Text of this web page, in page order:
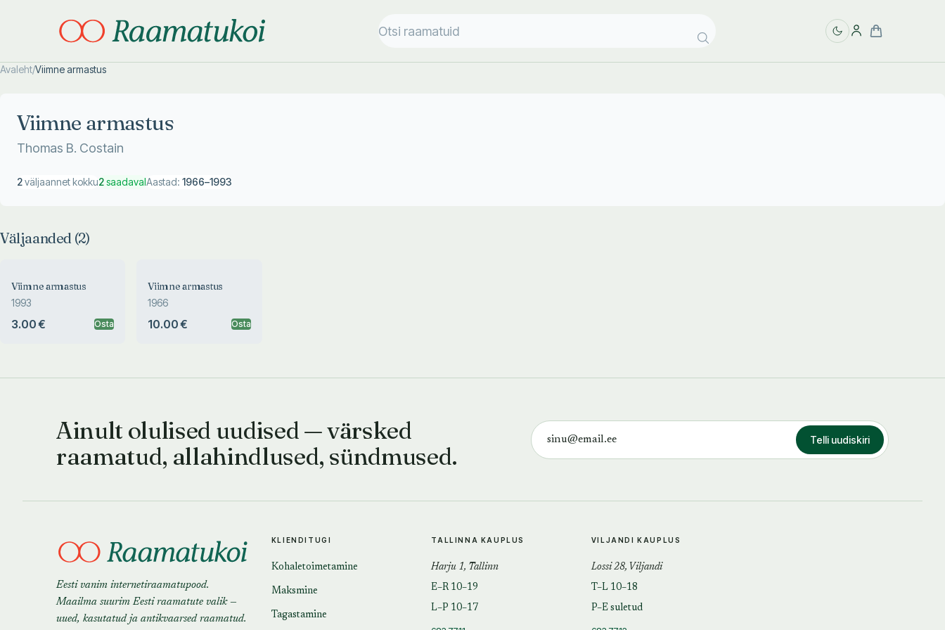
Avaleht/Viimne armastus
Viimne armastus
Thomas B. Costain
2väljaannet kokku2saadavalAastad: 1966–1993
Väljaanded (2)
Viimne armastus
1993
3.00 € Osta
Viimne armastus
1966
10.00 € Osta
Ainult olulised uudised — värsked
raamatud, allahindlused, sündmused.
Telli uudiskiri
Eesti vanim internetiraamatupood.
Maailma suurim Eesti raamatute valik —
uued, kasutatud ja antikvaarsed raamatud.
KLIENDITUGI
Kohaletoimetamine
Maksmine
Tagastamine
TALLINNA KAUPLUS
Harju 1, Tallinn
E–R 10–19
L–P 10–17
VILJANDI KAUPLUS
Lossi 28, Viljandi
T–L 10–18
P–E suletud